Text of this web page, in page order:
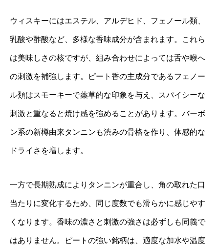
ウィスキーにはエステル、アルデヒド、フェノール類、
乳酸や酢酸など、多様な香味成分が含まれます。これら
は美味しさの核ですが、組み合わせによっては舌や喉へ
の刺激を補強します。ピート香の主成分であるフェノー
ル類はスモーキーで薬草的な印象を与え、スパイシーな
刺激と重なると焼け感を強めることがあります。バーボ
ン系の新樽由来タンニンも渋みの骨格を作り、体感的な
ドライさを増します。
一方で長期熟成によりタンニンが重合し、角の取れた口
当たりに変化するため、同じ度数でも滑らかに感じやす
くなります。香味の濃さと刺激の強さは必ずしも同義で
はありません。ピートの強い銘柄は、適度な加水や温度